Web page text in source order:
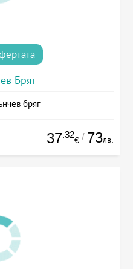
Бряг
бряг
37.32
€ / 73лв.